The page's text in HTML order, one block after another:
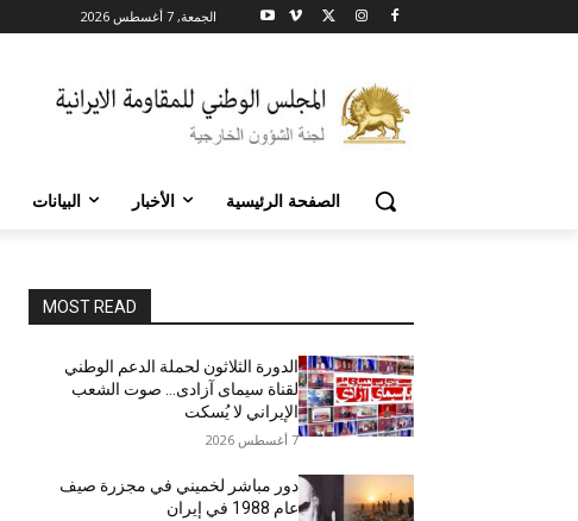
الجمعة, 7 أغسطس 2026
الصفحة الرئيسية الأخبار البيانات
MOST READ
الدورة الثلاثون لحملة الدعم الوطني
لقناة سیمای آزادی… صوت الشعب
الإيراني لا يُسكت
7 أغسطس 2026
دور مباشر لخميني في مجزرة صيف
عام 1988 في إيران